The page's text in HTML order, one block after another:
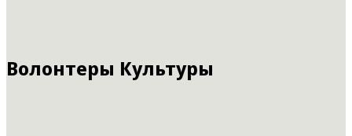
Волонтеры Культуры